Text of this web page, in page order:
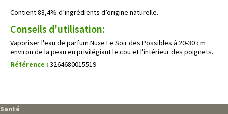
Contient 88,4% d’ingrédients d’origine naturelle.
Conseils d'utilisation:
Vaporiser l'eau de parfum Nuxe Le Soir des Possibles à 20-30 cm
environ de la peau en privilégiant le cou et l'intérieur des poignets..
Référence : 3264680015519
Santé